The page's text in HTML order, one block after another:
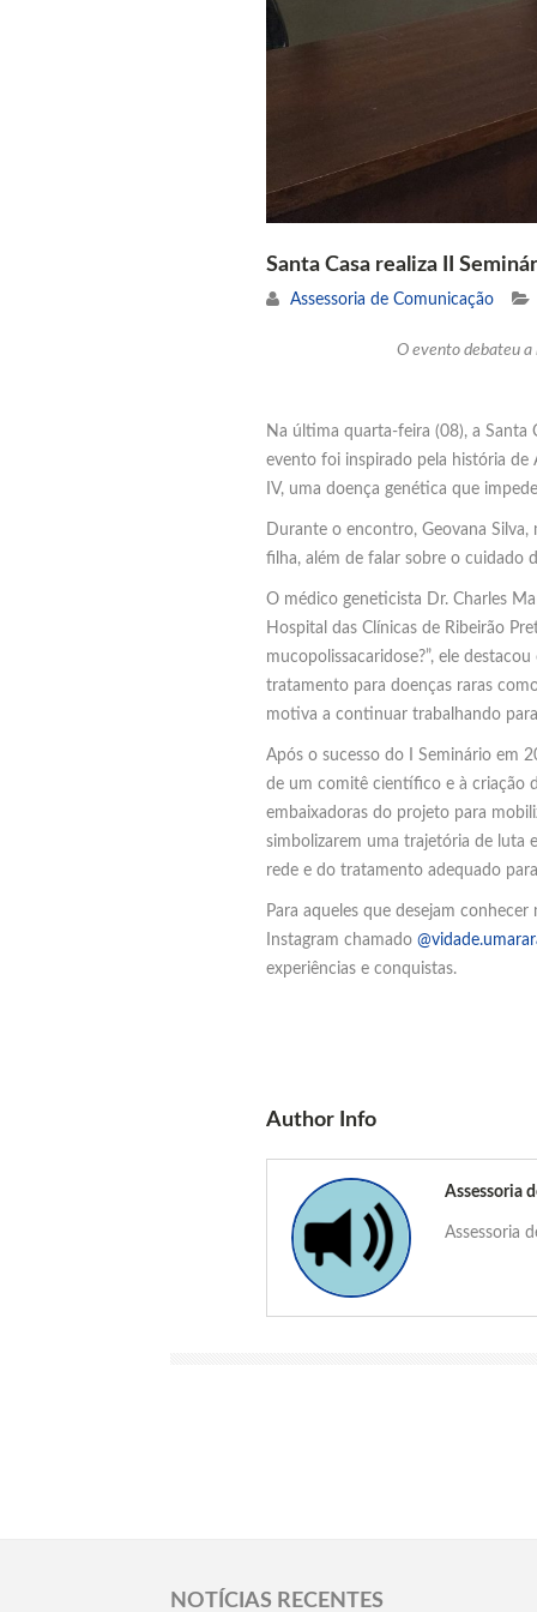
Santa Casa realiza II
Assessoria de Comunicação
O evento debateu a
Na última quarta-feira (08), a Santa
evento foi inspirado pela história de
IV, uma doença genética que
Durante o encontro, Geovana
filha, além de falar sobre o cuidado
O médico geneticista Dr. Charles
Hospital das Clínicas de Ribeirão
mucopolissacaridose?”, ele
tratamento para doenças raras
motiva a continuar trabalhando
Após o sucesso do I Seminário em
de um comitê científico e à criação
embaixadoras do projeto para
simbolizarem uma trajetória de luta
rede e do tratamento adequado
Para aqueles que desejam
Instagram chamado
experiências e conquistas.
Author Info
Assessoria
Assessoria
NOTÍCIAS RECENTES